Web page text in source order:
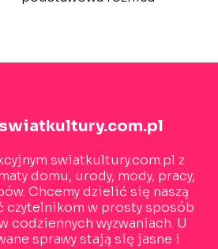
swiatkultury.com.pl z
domu, urody, mody, pracy,
Chcemy dzielić się naszą
czytelnikom w prosty sposób
codziennych wyzwaniach. U
sprawy stają się jasne i